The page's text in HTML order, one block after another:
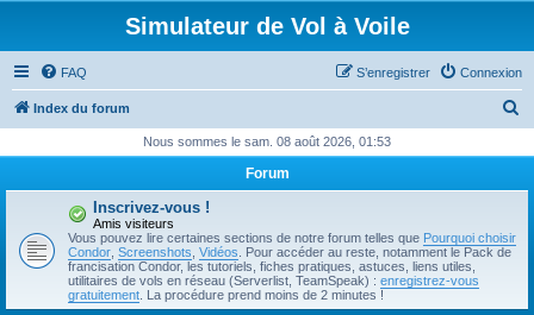
Simulateur de Vol à Voile
FAQ Connexion
S’enregistrer
Index du forum
h
h
Nous sommes le sam. 08 août 2026, 01:53
Forum
Inscrivez-vous !
Amis visiteurs
Vous pouvez lire certaines sections de notre forum telles que Pourquoi choisir
Condor Screenshots Vidéos . Pour accéder au reste, notamment le Pack de
francisation Condor, les tutoriels, fiches pratiques, astuces, liens utiles,
utilitaires de vols en réseau (Serverlist, TeamSpeak) : enregistrez-vous
gratuitement . La procédure prend moins de 2 minutes !